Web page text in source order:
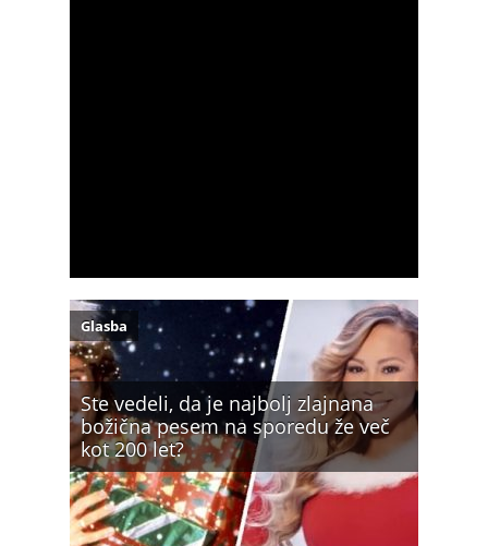
Ste vedeli, da je najbolj zlajnana
božična pesem na sporedu že več
kot 200 let?
Glasba